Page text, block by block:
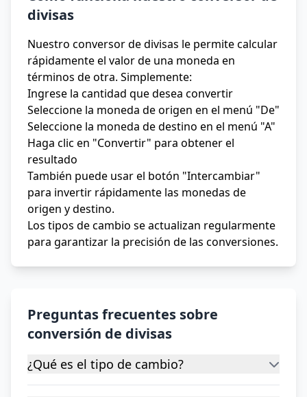
divisas
Nuestro conversor de divisas le permite calcular
rápidamente el valor de una moneda en
términos de otra. Simplemente:
Ingrese la cantidad que desea convertir
Seleccione la moneda de origen en el menú "De"
Seleccione la moneda de destino en el menú "A"
Haga clic en "Convertir" para obtener el
resultado
También puede usar el botón "Intercambiar"
para invertir rápidamente las monedas de
origen y destino.
Los tipos de cambio se actualizan regularmente
para garantizar la precisión de las conversiones.
Preguntas frecuentes sobre
conversión de divisas
¿Qué es el tipo de cambio?